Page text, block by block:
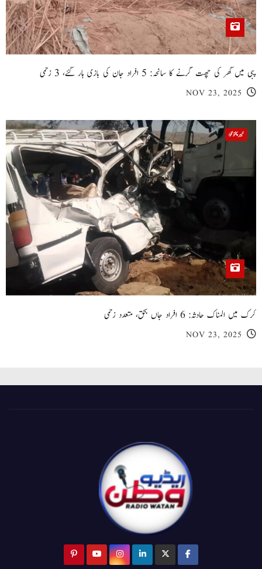
پبی میں گھر کی چھت گرنے کا سانحہ: 5 افراد جان کی بازی ہار گئے، 3 زخمی
NOV 23, 2025
خیبر پختونخوا
کرک میں المناک حادثہ: 6 افراد جاں بحق، متعدد زخمی
NOV 23, 2025